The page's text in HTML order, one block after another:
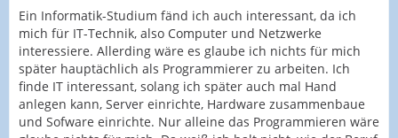
Ein Informatik-Studium fänd ich auch interessant, da ich
mich für IT-Technik, also Computer und Netzwerke
interessiere. Allerding wäre es glaube ich nichts für mich
später hauptächlich als Programmierer zu arbeiten. Ich
finde IT interessant, solang ich später auch mal Hand
anlegen kann, Server einrichte, Hardware zusammenbaue
und Sofware einrichte. Nur alleine das Programmieren wäre